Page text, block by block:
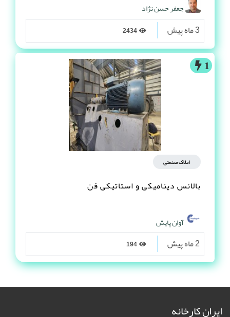
جعفر حسن نژاد
3 ماه پیش
1
املاک صنعتی
بالانس دینامیکی و استاتیکی فن
آوان پایش
2 ماه پیش
ایران کارخانه